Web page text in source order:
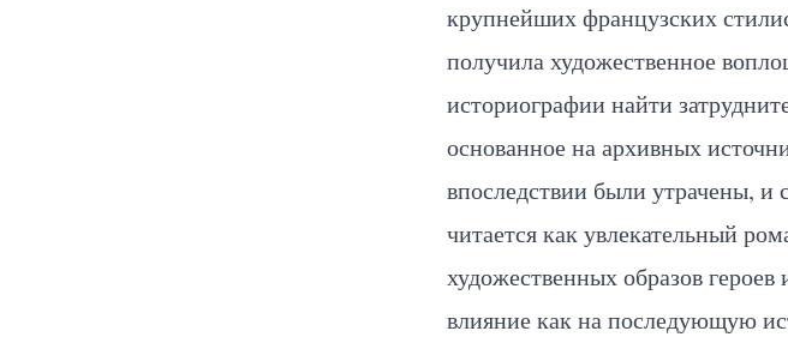
крупнейших французских
получила художественное
историографии найти
основанное на архивных
впоследствии были утрачены, и
читается как увлекательный
художественных образов героев
влияние как на последующую